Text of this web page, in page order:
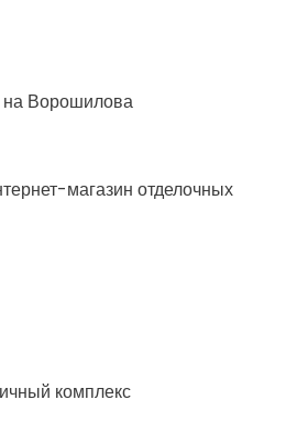
на Ворошилова
магазин отделочных
комплекс